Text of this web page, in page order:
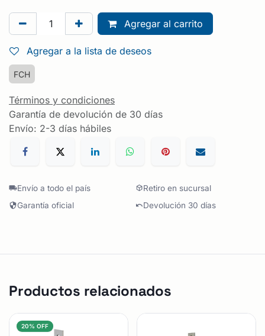
Agregar al carrito
Agregar a la lista de deseos
FCH
Términos y condiciones
Garantía de devolución de 30 días
Envío: 2-3 días hábiles
Envío a todo el país
Retiro en sucursal
Garantía oficial
Devolución 30 días
Productos relacionados
20% OFF